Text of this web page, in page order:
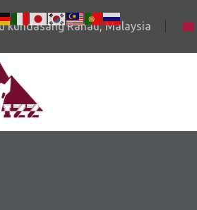
kundasang Ranau, Malaysia